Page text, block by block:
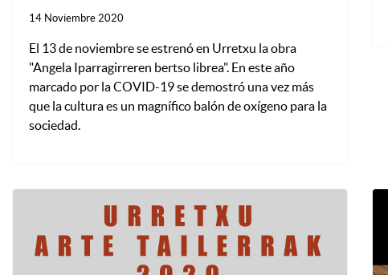
14 Noviembre 2020
El 13 de noviembre se estrenó en Urretxu la obra
"Angela Iparragirreren bertso librea". En este año
marcado por la COVID-19 se demostró una vez más
que la cultura es un magnífico balón de oxígeno para la
sociedad.